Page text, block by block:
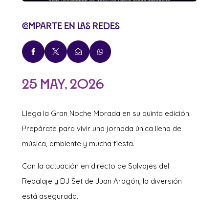
Comparte en las redes
   
25 May, 2026
Llega la Gran Noche Morada en su quinta edición.
Prepárate para vivir una jornada única llena de
música, ambiente y mucha fiesta.
Con la actuación en directo de Salvajes del
Rebalaje y DJ Set de Juan Aragón, la diversión
está asegurada.